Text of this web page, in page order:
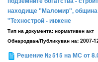
находище "Маломир",
"Технострой - инжене
Тип на документа: нормативен акт
Обнародван/Публикуван на: 2007-
Решение № 515 на МС от